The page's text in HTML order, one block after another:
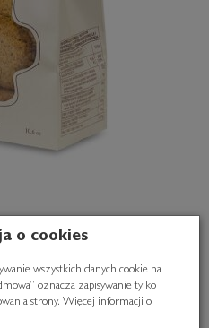
maślane 300g
zł
o cookies
wszystkich danych cookie na
oznacza zapisywanie tylko
strony. Więcej informacji o